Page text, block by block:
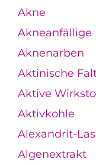
Akne
Akneanfällige
Aknenarben
Aktinische
Aktive
Aktivkohle
Alexandrit-
Algenextrakt